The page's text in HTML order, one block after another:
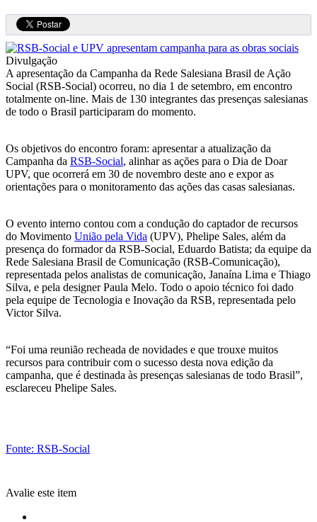
Divulgação
A apresentação da Campanha da Rede Salesiana Brasil de Ação
Social (RSB-Social) ocorreu, no dia 1 de setembro, em encontro
totalmente on-line. Mais de 130 integrantes das presenças salesianas
de todo o Brasil participaram do momento.
Os objetivos do encontro foram: apresentar a atualização da
Campanha da RSB-Social, alinhar as ações para o Dia de Doar
UPV, que ocorrerá em 30 de novembro deste ano e expor as
orientações para o monitoramento das ações das casas salesianas.
O evento interno contou com a condução do captador de recursos
do Movimento União pela Vida (UPV), Phelipe Sales, além da
presença do formador da RSB-Social, Eduardo Batista; da equipe da
Rede Salesiana Brasil de Comunicação (RSB-Comunicação),
representada pelos analistas de comunicação, Janaína Lima e Thiago
Silva, e pela designer Paula Melo. Todo o apoio técnico foi dado
pela equipe de Tecnologia e Inovação da RSB, representada pelo
Victor Silva.
“Foi uma reunião recheada de novidades e que trouxe muitos
recursos para contribuir com o sucesso desta nova edição da
campanha, que é destinada às presenças salesianas de todo Brasil”,
esclareceu Phelipe Sales.
Fonte: RSB-Social
Avalie este item